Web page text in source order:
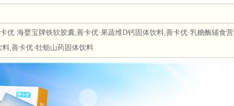
优·海婴宝牌铁软胶囊,善卡优·果蔬维D钙固体饮料,善卡优·乳糖酶辅食营
,善卡优·牡蛎山药固体饮料